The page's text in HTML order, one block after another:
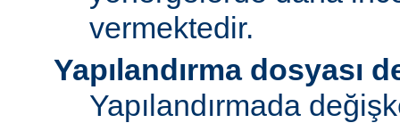
vermektedir.
Yapılandırma dosyası
Yapılandırmada